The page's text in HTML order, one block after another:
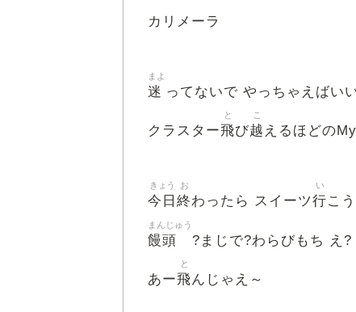
カリメーラ
迷
まよ
ってないで やっちゃえばい
クラスター飛
と
び越
こ
えるほどの
今日
きょう
終
お
わったら スイーツ行
い
こ
饅頭
まんじゅう
?まじで?わらびもち え?
あー飛
と
んじゃえ～